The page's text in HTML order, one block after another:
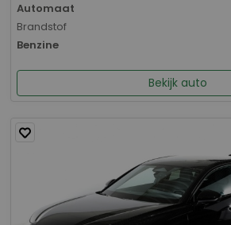
Automaat
Brandstof
Benzine
Bekijk auto